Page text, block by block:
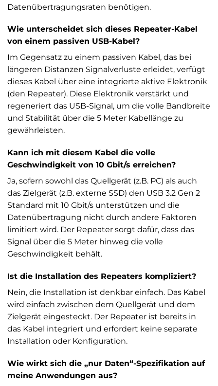
Datenübertragungsraten benötigen.
Wie unterscheidet sich dieses Repeater-Kabel
von einem passiven USB-Kabel?
Im Gegensatz zu einem passiven Kabel, das bei
längeren Distanzen Signalverluste erleidet, verfügt
dieses Kabel über eine integrierte aktive Elektronik
(den Repeater). Diese Elektronik verstärkt und
regeneriert das USB-Signal, um die volle Bandbreite
und Stabilität über die 5 Meter Kabellänge zu
gewährleisten.
Kann ich mit diesem Kabel die volle
Geschwindigkeit von 10 Gbit/s erreichen?
Ja, sofern sowohl das Quellgerät (z.B. PC) als auch
das Zielgerät (z.B. externe SSD) den USB 3.2 Gen 2
Standard mit 10 Gbit/s unterstützen und die
Datenübertragung nicht durch andere Faktoren
limitiert wird. Der Repeater sorgt dafür, dass das
Signal über die 5 Meter hinweg die volle
Geschwindigkeit behält.
Ist die Installation des Repeaters kompliziert?
Nein, die Installation ist denkbar einfach. Das Kabel
wird einfach zwischen dem Quellgerät und dem
Zielgerät eingesteckt. Der Repeater ist bereits in
das Kabel integriert und erfordert keine separate
Installation oder Konfiguration.
Wie wirkt sich die „nur Daten“-Spezifikation auf
meine Anwendungen aus?